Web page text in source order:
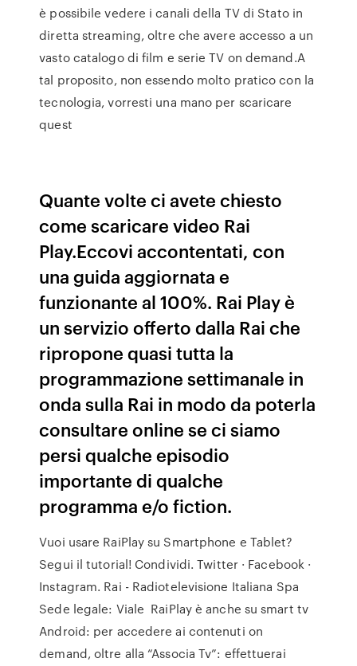
è possibile vedere i canali della TV di Stato in
diretta streaming, oltre che avere accesso a un
vasto catalogo di film e serie TV on demand.A
tal proposito, non essendo molto pratico con la
tecnologia, vorresti una mano per scaricare
quest
Quante volte ci avete chiesto
come scaricare video Rai
Play.Eccovi accontentati, con
una guida aggiornata e
funzionante al 100%. Rai Play è
un servizio offerto dalla Rai che
ripropone quasi tutta la
programmazione settimanale in
onda sulla Rai in modo da poterla
consultare online se ci siamo
persi qualche episodio
importante di qualche
programma e/o fiction.
Vuoi usare RaiPlay su Smartphone e Tablet?
Segui il tutorial! Condividi. Twitter · Facebook ·
Instagram. Rai - Radiotelevisione Italiana Spa
Sede legale: Viale RaiPlay è anche su smart tv
Android: per accedere ai contenuti on
demand, oltre alla “Associa Tv”: effettuerai